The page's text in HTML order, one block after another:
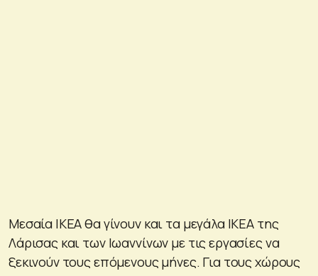
Μεσαία IKEA θα γίνουν και τα μεγάλα IKEA της
Λάρισας και των Ιωαννίνων με τις εργασίες να
ξεκινούν τους επόμενους μήνες. Για τους χώρους